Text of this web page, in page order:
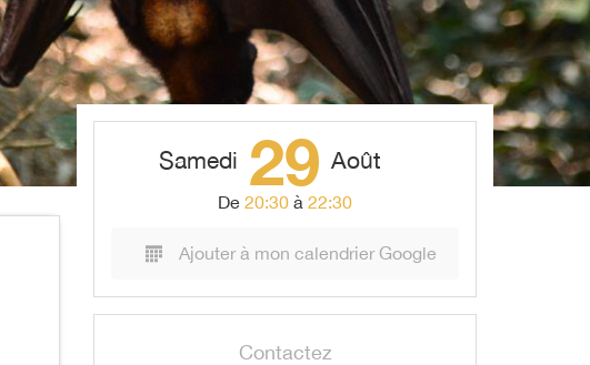
Samedi 29 Août
De 20:30 à 22:30
Ajouter à mon calendrier Google
Contactez